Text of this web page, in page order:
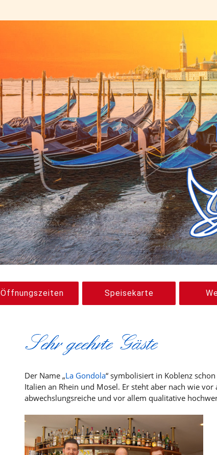
Öffnungszeiten Speisekarte
Der Name „La Gondola“ symbolisiert in Koblenz
Italien an Rhein und Mosel. Er steht aber nach wie
abwechslungsreiche und vor allem qualitative